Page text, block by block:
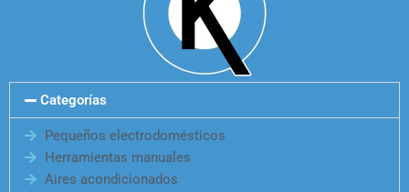
Categorías
Pequeños electrodomésticos
Herramientas manuales
Aires acondicionados